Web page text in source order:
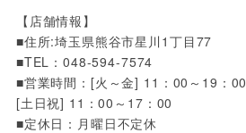
【店舗情報】
■住所:埼玉県熊谷市星川1丁目77
■TEL：048-594-7574
■営業時間：[火～金] 11：00～19：00
[土日祝] 11：00～17：00
■定休日：月曜日不定休